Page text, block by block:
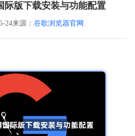
际版下载安装与功能配置
24来源： 谷歌浏览器官网